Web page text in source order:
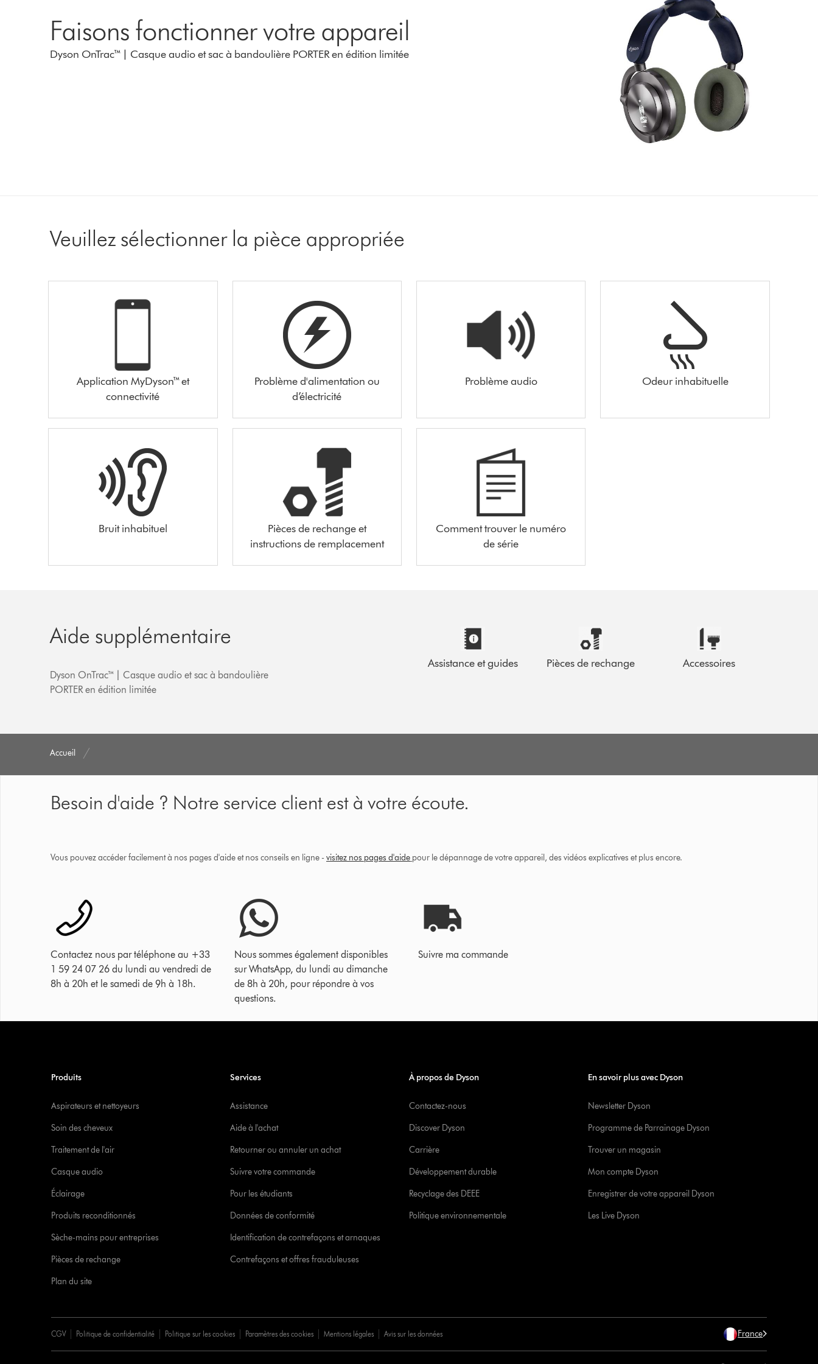
Faisons fonctionner votre appareil
Dyson OnTrac™ | Casque audio et sac à bandoulière PORTER en édition limitée
Veuillez sélectionner la pièce appropriée
Application MyDyson™ et
connectivité
Problème d'alimentation ou
d’électricité
Problème audio Odeur inhabituelle
Bruit inhabituel
Pièces de rechange et
instructions de remplacement
Comment trouver le numéro
de série
Aide supplémentaire
Dyson OnTrac™ | Casque audio et sac à bandoulière
PORTER en édition limitée
Assistance et guides Pièces de rechange Accessoires
Accueil
Besoin d'aide ? Notre service client est à votre écoute.
Vous pouvez accéder facilement à nos pages d'aide et nos conseils en ligne - visitez nos pages d'aide pour le dépannage de votre appareil, des vidéos explicatives et plus encore.
Contactez nous par téléphone au +33
1 59 24 07 26 du lundi au vendredi de
8h à 20h et le samedi de 9h à 18h.
Nous sommes également disponibles
sur WhatsApp, du lundi au dimanche
de 8h à 20h, pour répondre à vos
questions.
Suivre ma commande
Produits
Aspirateurs et nettoyeurs
Soin des cheveux
Traitement de l'air
Casque audio
Éclairage
Produits reconditionnés
Sèche-mains pour entreprises
Pièces de rechange
Plan du site
Services
Assistance
Aide à l'achat
Retourner ou annuler un achat
Suivre votre commande
Pour les étudiants
Données de conformité
Identification de contrefaçons et arnaques
Contrefaçons et offres frauduleuses
À propos de Dyson
Contactez-nous
Discover Dyson
Carrière
Développement durable
Recyclage des DEEE
Politique environnementale
En savoir plus avec Dyson
Newsletter Dyson
Programme de Parrainage Dyson
Trouver un magasin
Mon compte Dyson
Enregistrer de votre appareil Dyson
Les Live Dyson
CGV Politique de confidentialité Politique sur les cookies Paramètres des cookies Mentions légales Avis sur les données France